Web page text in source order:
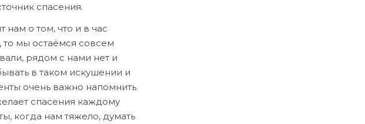
спасения.
нам о том, что и в час
мы остаёмся совсем
рядом с нами нет и
в таком искушении и
очень важно напомнить
спасения каждому
когда нам тяжело, думать